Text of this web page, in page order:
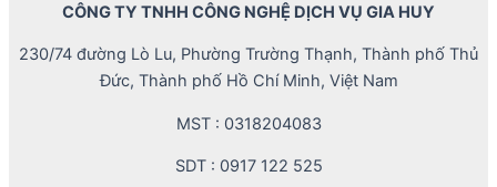
CÔNG TY TNHH CÔNG NGHỆ DỊCH VỤ GIA HUY
230/74 đường Lò Lu, Phường Trường Thạnh, Thành phố Thủ
Đức, Thành phố Hồ Chí Minh, Việt Nam
MST : 0318204083
SDT : 0917 122 525